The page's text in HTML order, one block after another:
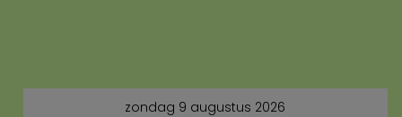
zondag 9 augustus 2026